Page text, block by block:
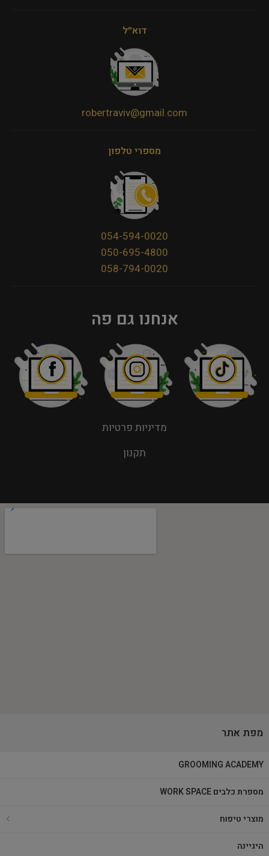
דוא״ל
robertraviv@gmail.com
מספרי טלפון
054-594-0020
050-695-4800
058-794-0020
אנחנו גם פה
מדיניות פרטיות
תקנון
מפת אתר
GROOMING ACADEMY
מספרת כלבים WORK SPACE
מוצרי טיפוח
היגיינה